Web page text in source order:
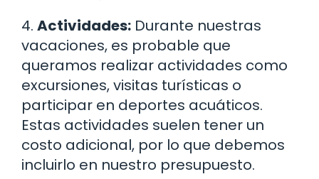
4. Actividades: Durante nuestras
vacaciones, es probable que
queramos realizar actividades como
excursiones, visitas turísticas o
participar en deportes acuáticos.
Estas actividades suelen tener un
costo adicional, por lo que debemos
incluirlo en nuestro presupuesto.